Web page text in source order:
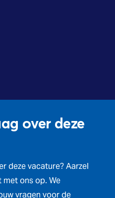
over deze
deze vacature? Aarzel
ons op. We
vragen voor de